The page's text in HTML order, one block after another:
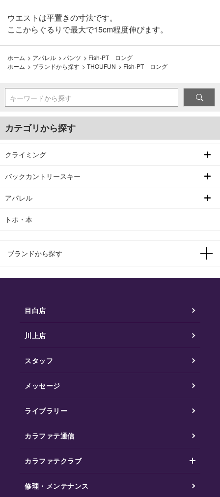
ウエストは平置きの寸法です。
ここからぐるりで最大で15cm程度伸びます。
ホーム > アパレル > パンツ > Fish-PT ロング
ホーム > ブランドから探す > THOUFUN > Fish-PT ロング
キーワードから探す
カテゴリから探す
クライミング
バックカントリースキー
アパレル
トポ・本
ブランドから探す
目白店
川上店
スタッフ
メッセージ
ライブラリー
カラファテ通信
カラファテクラブ
修理・メンテナンス